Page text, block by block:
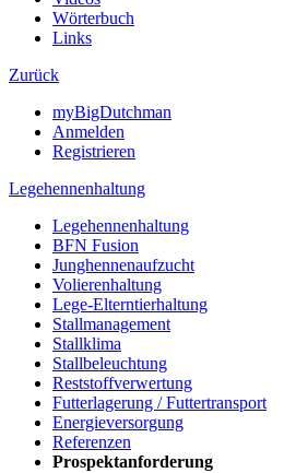
Wörterbuch
Links
Zurück
myBigDutchman
Anmelden
Registrieren
Legehennenhaltung
Legehennenhaltung
BFN Fusion
Junghennenaufzucht
Volierenhaltung
Lege-Elterntierhaltung
Stallmanagement
Stallklima
Stallbeleuchtung
Reststoffverwertung
Futterlagerung / Futtertransport
Energieversorgung
Referenzen
Prospektanforderung